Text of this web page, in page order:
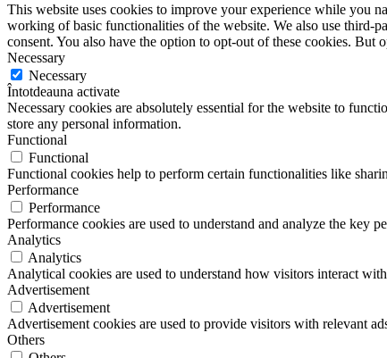
This website uses cookies to improve your experience while you
working of basic functionalities of the website. We also use third-
consent. You also have the option to opt-out of these cookies.
Necessary
Necessary
Întotdeauna activate
Necessary cookies are absolutely essential for the website to
store any personal information.
Functional
Functional
Functional cookies help to perform certain functionalities like
Performance
Performance
Performance cookies are used to understand and analyze the key
Analytics
Analytics
Analytical cookies are used to understand how visitors interact
Advertisement
Advertisement
Advertisement cookies are used to provide visitors with relevant
Others